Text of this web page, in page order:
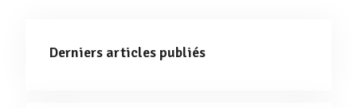
Derniers articles publiés